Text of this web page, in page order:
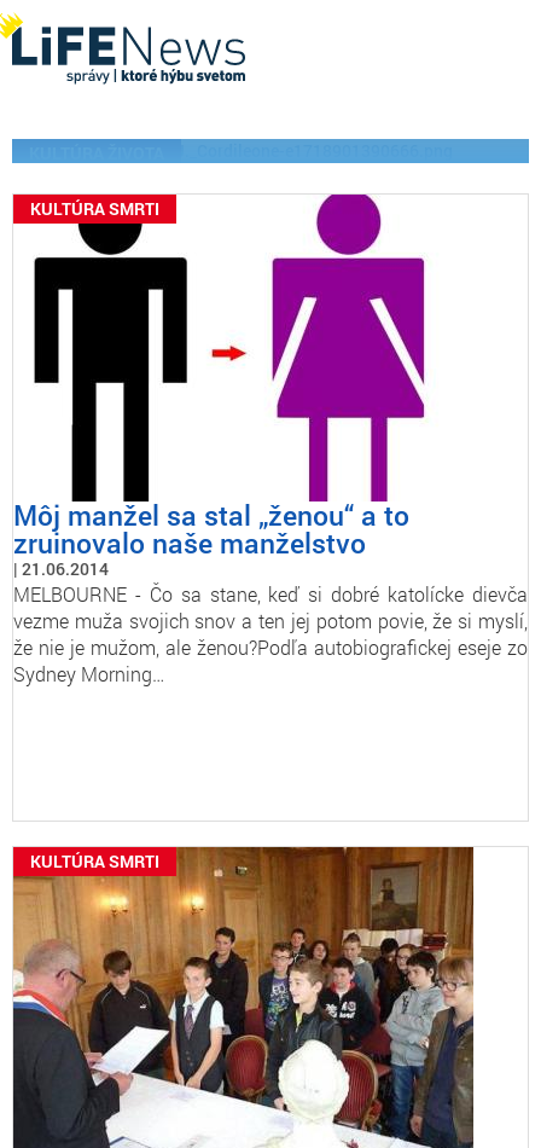
arcibiskupa Cordileoneho
za člena najvyššieho súdu
Vatikánu
KULTÚRA SMRTI
Môj manžel sa stal „ženou“ a to
zruinovalo naše manželstvo
21.06.2014
MELBOURNE - Čo sa stane, keď si dobré katolícke dievča
vezme muža svojich snov a ten jej potom povie, že si myslí,
že nie je mužom, ale ženou?Podľa autobiografickej eseje zo
Sydney Morning…
KULTÚRA SMRTI